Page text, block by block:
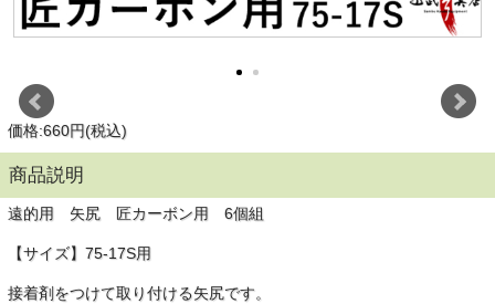
価格:660円(税込)
商品説明
遠的用 矢尻 匠カーボン用 6個組
【サイズ】75-17S用
接着剤をつけて取り付ける矢尻です。